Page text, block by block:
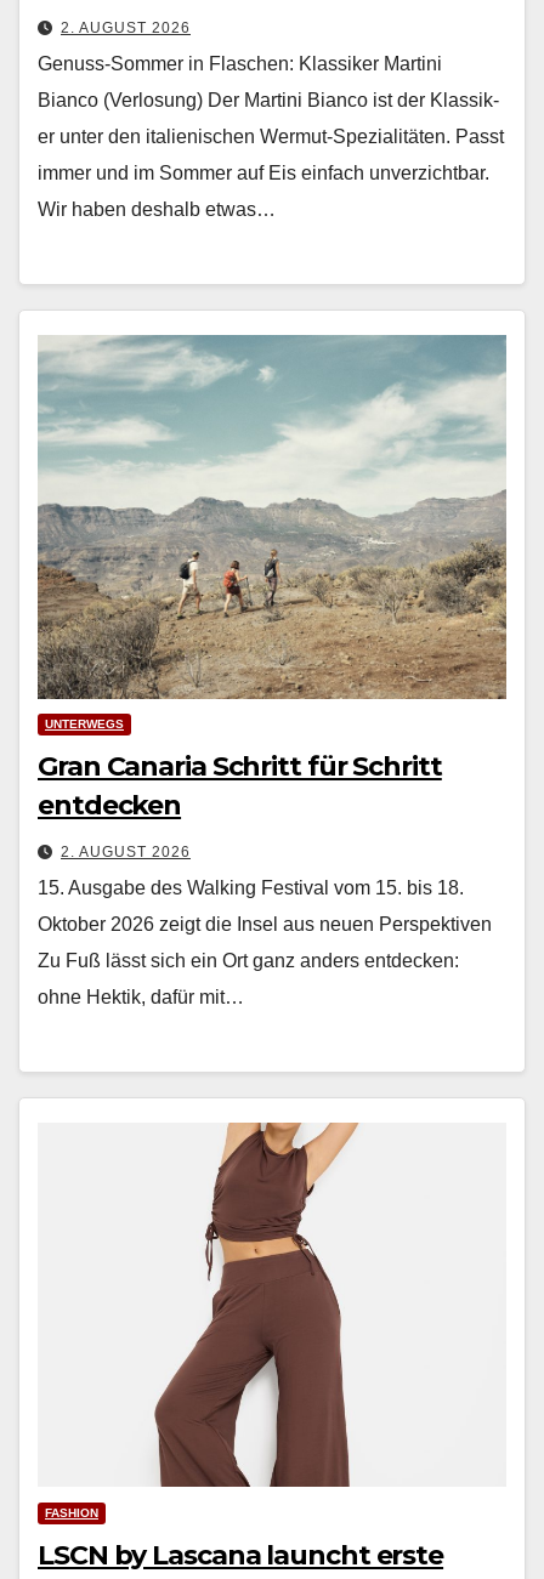
2. AUGUST 2026
Genuss-Sommer in Flaschen: Klassiker Martini
Bianco (Verlosung) Der Mar­ti­ni Bian­co ist der Klas­sik­
er unter den ital­ienis­chen Wer­mut-Spezial­itäten. Passt
immer und im Som­mer auf Eis ein­fach unverzicht­bar.
Wir haben deshalb etwas…
UNTERWEGS
Gran Canaria Schritt für Schritt
entdecken
2. AUGUST 2026
15. Ausgabe des Walking Festival vom 15. bis 18.
Oktober 2026 zeigt die Insel aus neuen Perspektiven
Zu Fuß lässt sich ein Ort ganz anders ent­deck­en:
ohne Hek­tik, dafür mit…
FASHION
LSCN by Lascana launcht erste